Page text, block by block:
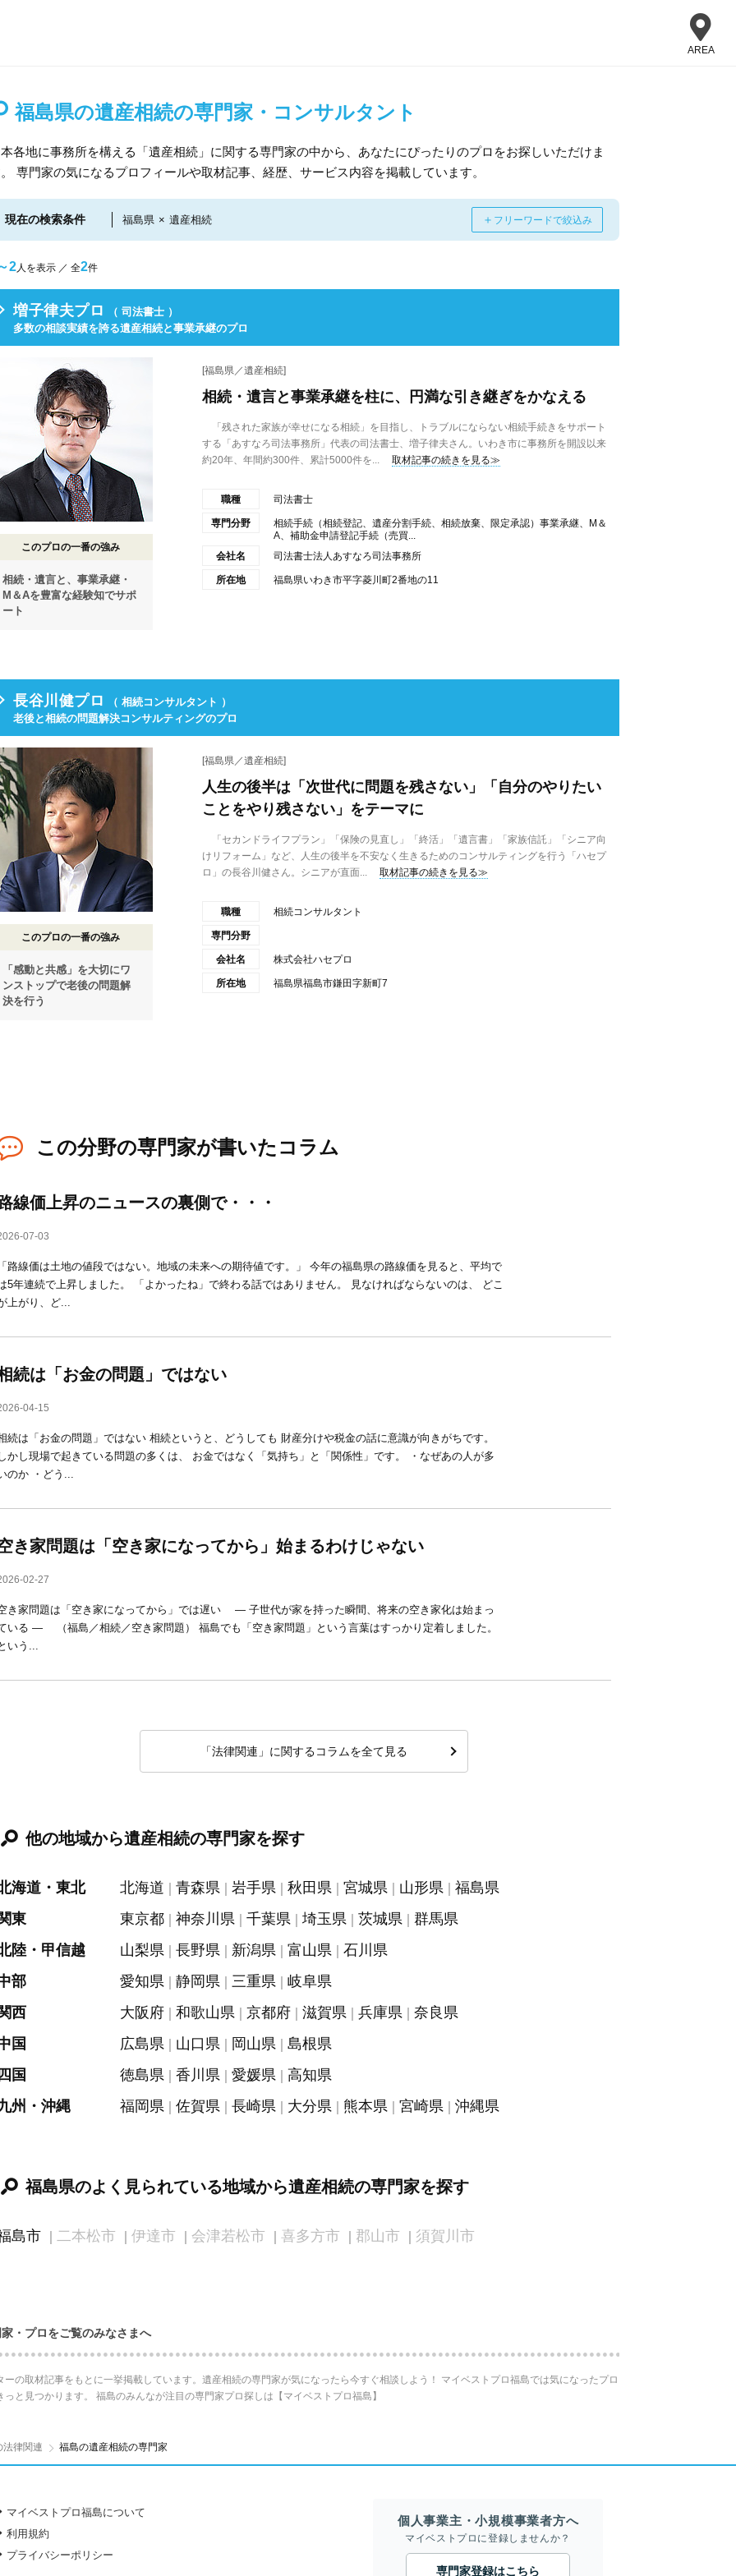
AREA
福島県の遺産相続の専門家・コンサルタント
本各地に事務所を構える「遺産相続」に関する専門家の中から、あなたにぴったりのプロをお探しいただけま
専門家の気になるプロフィールや取材記事、経歴、サービス内容を掲載しています。
現在の検索条件 福島県 × 遺産相続 ＋ フリーワードで絞込み
2人を表示 ／ 全2件
増子律夫プロ
（ 司法書士 ）
多数の相談実績を誇る遺産相続と事業承継のプロ
このプロの一番の強み
相続・遺言と、事業承継・
M＆Aを豊富な経験知でサポ
ート
[福島県／遺産相続]
相続・遺言と事業承継を柱に、円満な引き継ぎをかなえる
「残された家族が幸せになる相続」を目指し、トラブルにならない相続手続きをサポート
する「あすなろ司法事務所」代表の司法書士、増子律夫さん。いわき市に事務所を開設以来
約20年、年間約300件、累計5000件を...
取材記事の続きを見る≫
職種 司法書士
専門分野
相続手続（相続登記、遺産分割手続、相続放棄、限定承認）事業承継、M＆
A、補助金申請登記手続（売買...
会社名
司法書士法人あすなろ司法事務所
所在地 福島県いわき市平字菱川町2番地の11
長谷川健プロ
（ 相続コンサルタント ）
老後と相続の問題解決コンサルティングのプロ
このプロの一番の強み
「感動と共感」を大切にワ
ンストップで老後の問題解
決を行う
[福島県／遺産相続]
人生の後半は「次世代に問題を残さない」「自分のやりたい
ことをやり残さない」をテーマに
「セカンドライフプラン」「保険の見直し」「終活」「遺言書」「家族信託」「シニア向
けリフォーム」など、人生の後半を不安なく生きるためのコンサルティングを行う「ハセプ
ロ」の長谷川健さん。シニアが直面...
取材記事の続きを見る≫
職種 相続コンサルタント
専門分野
会社名 株式会社ハセプロ
所在地 福島県福島市鎌田字新町7
この分野の専門家が書いたコラム
線価上昇のニュースの裏側で・・・
07-03
「路線価は土地の値段ではない。地域の未来への期待値です。」 今年の福島県の路線価を見ると、平均で
5年連続で上昇しました。 「よかったね」で終わる話ではありません。 見なければならないのは、 どこ
上がり、ど...
続は「お金の問題」ではない
04-15
続は「お金の問題」ではない 相続というと、どうしても 財産分けや税金の話に意識が向きがちです。
かし現場で起きている問題の多くは、 お金ではなく「気持ち」と「関係性」です。 ・なぜあの人が多
のか ・どう...
き家問題は「空き家になってから」始まるわけじゃない
02-27
き家問題は「空き家になってから」では遅い ― 子世代が家を持った瞬間、将来の空き家化は始まっ
いる ― （福島／相続／空き家問題） 福島でも「空き家問題」という言葉はすっかり定着しました。
いう...
「法律関連」に関するコラムを全て見る
他の地域から遺産相続の専門家を探す
海道・東北 北海道 青森県 岩手県 秋田県 宮城県 山形県
福島県
東
東京都 神奈川県 千葉県 埼玉県 茨城県
群馬県
陸・甲信越
山梨県 長野県 新潟県 富山県
石川県
部
愛知県 静岡県 三重県
岐阜県
西
大阪府 和歌山県 京都府 滋賀県 兵庫県
奈良県
国
広島県 山口県 岡山県
島根県
四国
徳島県 香川県 愛媛県
高知県
州・沖縄
福岡県 佐賀県 長崎県 大分県 熊本県 宮崎県 沖縄県
福島県のよく見られている地域から遺産相続の専門家を探す
島市 二本松市 伊達市 会津若松市 喜多方市 郡山市 須賀川市
・プロをご覧のみなさまへ
の取材記事をもとに一挙掲載しています。遺産相続の専門家が気になったら今すぐ相談しよう！ マイベストプロ福島では気になったプロ
と見つかります。 福島のみんなが注目の専門家プロ探しは【マイベストプロ福島】
法律関連 福島の遺産相続の専門家
マイベストプロ福島について
利用規約
プライバシーポリシー
個人事業主・小規模事業者方へ
マイベストプロに登録しませんか？
専門家登録はこちら